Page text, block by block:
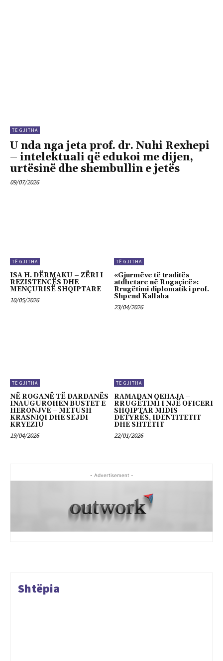
TË GJITHA
U nda nga jeta prof. dr. Nuhi Rexhepi
– intelektuali që edukoi me dijen,
urtësinë dhe shembullin e jetës
09/07/2026
TË GJITHA
ISA H. DËRMAKU – ZËRI I
REZISTENCËS DHE
MENÇURISË SHQIPTARE
10/05/2026
TË GJITHA
«Gjurmëve të traditës
atdhetare në Rogaçicë»:
Rrugëtimi diplomatik i prof.
Shpend Kallaba
23/04/2026
TË GJITHA
NË ROGANË TË DARDANËS
INAUGUROHEN BUSTET E
HERONJVE – METUSH
KRASNIQI DHE SEJDI
KRYEZIU
19/04/2026
TË GJITHA
RAMADAN QEHAJA –
RRUGËTIMI I NJË OFICERI
SHQIPTAR MIDIS
DETYRËS, IDENTITETIT
DHE SHTETIT
22/01/2026
- Advertisement -
Shtëpia